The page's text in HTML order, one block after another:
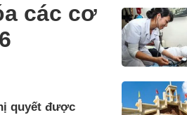
các cơ
quyết được